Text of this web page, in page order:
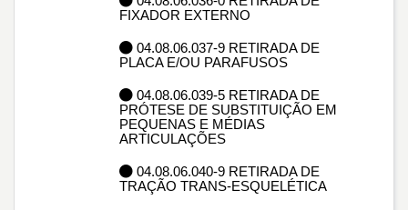
FIXADOR EXTERNO
04.08.06.037-9 RETIRADA DE
PLACA E/OU PARAFUSOS
04.08.06.039-5 RETIRADA DE
PRÓTESE DE SUBSTITUIÇÃO EM
PEQUENAS E MÉDIAS
ARTICULAÇÕES
04.08.06.040-9 RETIRADA DE
TRAÇÃO TRANS-ESQUELÉTICA